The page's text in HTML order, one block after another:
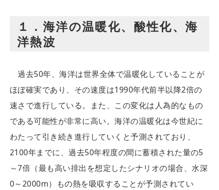
１．海洋の温暖化、酸性化、海
洋熱波
過去50年、海洋は世界全体で温暖化していることが
ほぼ確実であり、その速度は1990年代前半以降2倍の
速さで進行している。また、この変化は人為的なもの
である可能性が非常に高い。海洋の温暖化は今世紀に
わたって引き続き進行していくと予測されており、
2100年までに、過去50年程度の間に蓄積された量の5
～7倍（最も高い排出を想定したシナリオの場合、水深
0～2000m）もの熱を吸収することが予測されてい